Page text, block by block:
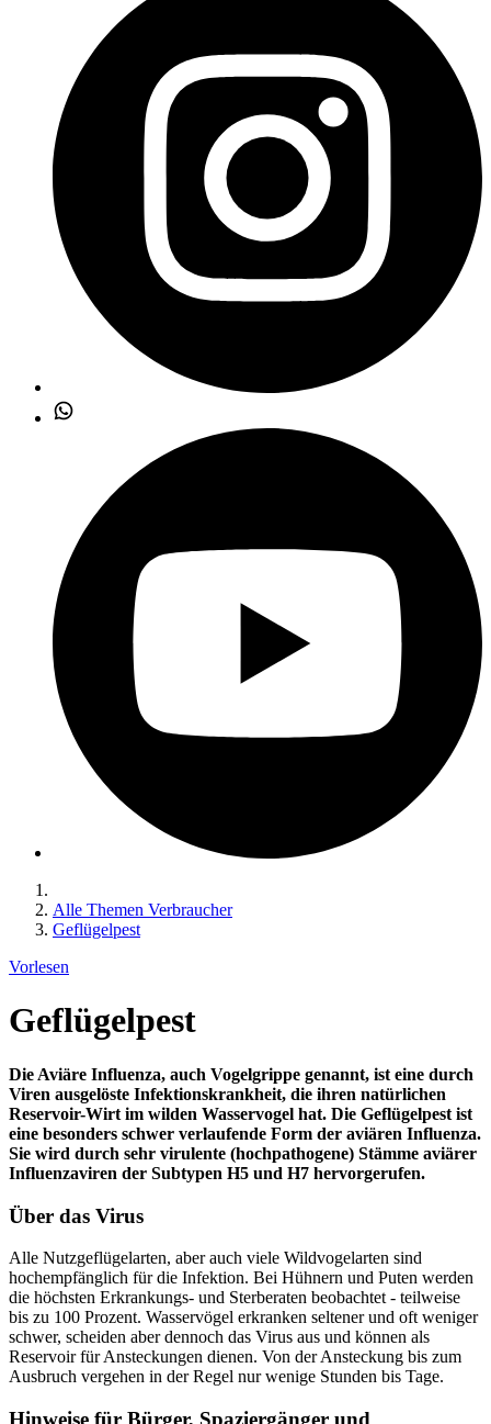
Alle Themen Verbraucher
Geflügelpest
Vorlesen
Geflügelpest
Die Aviäre Influenza, auch Vogelgrippe genannt, ist eine durch
Viren ausgelöste Infektionskrankheit, die ihren natürlichen
Reservoir-Wirt im wilden Wasservogel hat. Die Geflügelpest ist
eine besonders schwer verlaufende Form der aviären Influenza.
Sie wird durch sehr virulente (hochpathogene) Stämme aviärer
Influenzaviren der Subtypen H5 und H7 hervorgerufen.
Über das Virus
Alle Nutzgeflügelarten, aber auch viele Wildvogelarten sind
hochempfänglich für die Infektion. Bei Hühnern und Puten werden
die höchsten Erkrankungs- und Sterberaten beobachtet - teilweise
bis zu 100 Prozent. Wasservögel erkranken seltener und oft weniger
schwer, scheiden aber dennoch das Virus aus und können als
Reservoir für Ansteckungen dienen. Von der Ansteckung bis zum
Ausbruch vergehen in der Regel nur wenige Stunden bis Tage.
Hinweise für Bürger, Spaziergänger und